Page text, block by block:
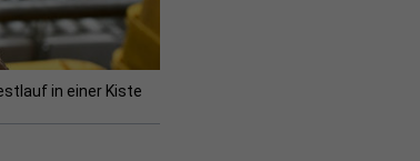
in einer Kiste